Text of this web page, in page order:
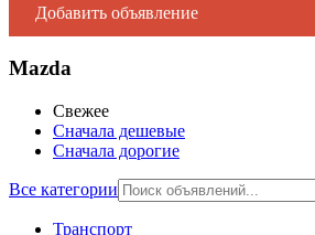
Добавить объявление
Mazda
Свежее
Сначала дешевые
Сначала дорогие
Все категории
Транспорт